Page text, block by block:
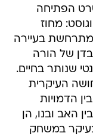
הפתיחה
מחוז
בעיירה
של הורה
שנותר בחיים.
העיקרית
הדמויות
האב ובנו, הן
במשחק